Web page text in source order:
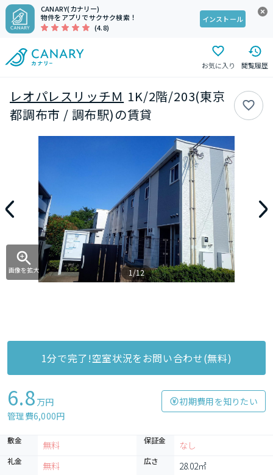
CANARY(カナリー)
物件をアプリでサクサク検索！
(4.8)
インストール
お気に入り 閲覧履歴
レオパレスリッチＭ 1K/2階/203(東京
都調布市 / 調布駅)の賃貸
画像を拡大 1/12
1分で完了!空室状況をお問い合わせ(無料)
6.8 万円
管理費6,000円
初期費用を知りたい
敷金 無料 保証金 なし
礼金 無料 広さ 28.02㎡